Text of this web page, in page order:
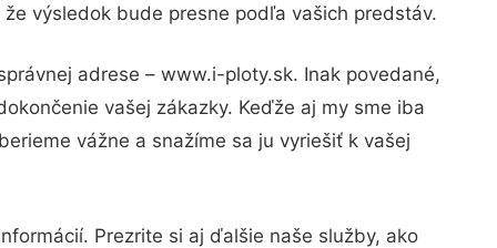
výsledok bude presne podľa vašich predstáv.
adrese – www.i-ploty.sk. Inak povedané,
vašej zákazky. Keďže aj my sme iba
vážne a snažíme sa ju vyriešiť k vašej
Prezrite si aj ďalšie naše služby, ako